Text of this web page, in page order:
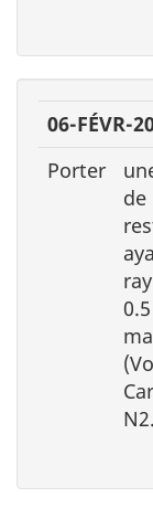
06-FÉVR-
Porter
de